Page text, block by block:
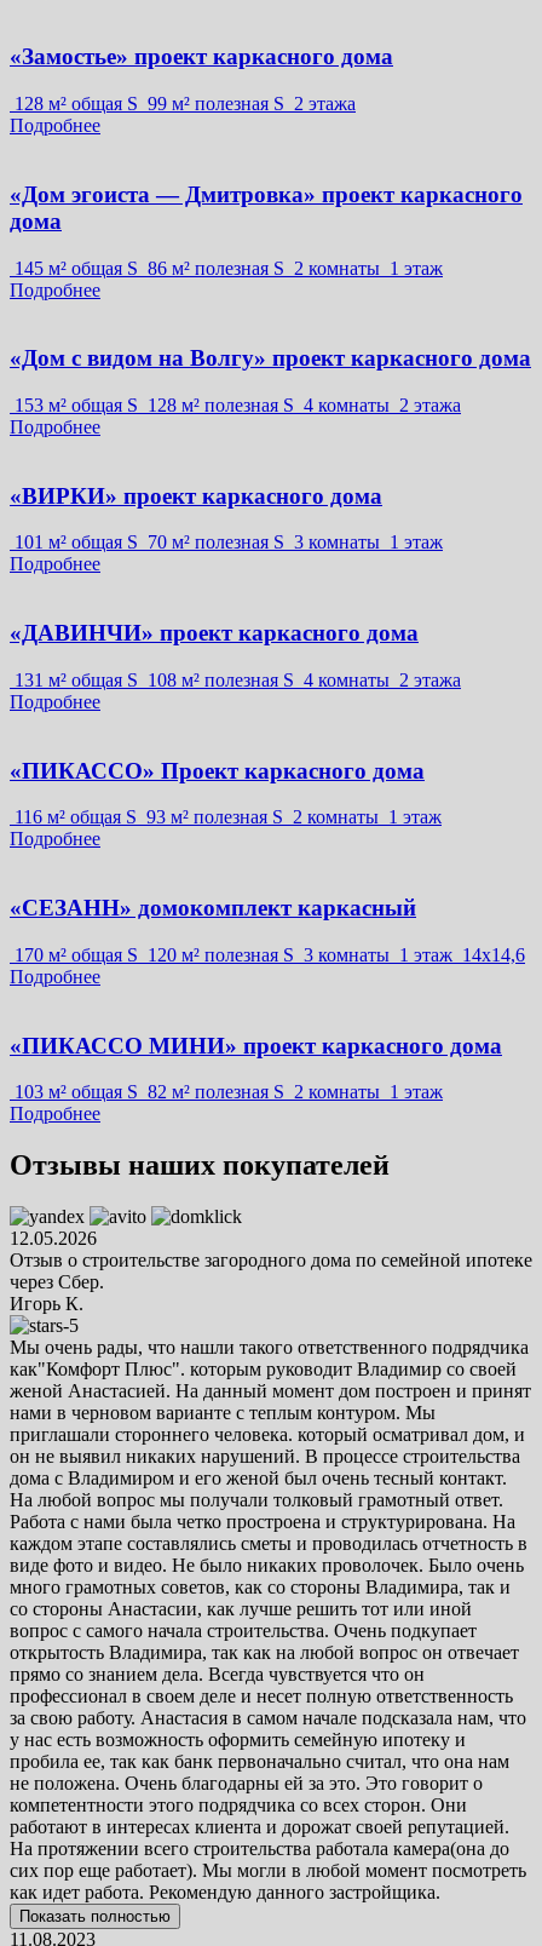
«Замостье» проект каркасного дома
128 м² общая S 99 м² полезная S 2 этажа
Подробнее
«Дом эгоиста — Дмитровка» проект каркасного
дома
145 м² общая S 86 м² полезная S 2 комнаты 1 этаж
Подробнее
«Дом с видом на Волгу» проект каркасного дома
153 м² общая S 128 м² полезная S 4 комнаты 2 этажа
Подробнее
«ВИРКИ» проект каркасного дома
101 м² общая S 70 м² полезная S 3 комнаты 1 этаж
Подробнее
«ДАВИНЧИ» проект каркасного дома
131 м² общая S 108 м² полезная S 4 комнаты 2 этажа
Подробнее
«ПИКАССО» Проект каркасного дома
116 м² общая S 93 м² полезная S 2 комнаты 1 этаж
Подробнее
«СЕЗАНН» домокомплект каркасный
170 м² общая S 120 м² полезная S 3 комнаты 1 этаж 14х14,6
Подробнее
«ПИКАССО МИНИ» проект каркасного дома
103 м² общая S 82 м² полезная S 2 комнаты 1 этаж
Подробнее
Отзывы наших покупателей
12.05.2026
Отзыв о строительстве загородного дома по семейной ипотеке
через Сбер.
Игорь К.
Мы очень рады, что нашли такого ответственного подрядчика
как"Комфорт Плюс". которым руководит Владимир со своей
женой Анастасией. На данный момент дом построен и принят
нами в черновом варианте с теплым контуром. Мы
приглашали стороннего человека. который осматривал дом, и
он не выявил никаких нарушений. В процессе строительства
дома с Владимиром и его женой был очень тесный контакт.
На любой вопрос мы получали толковый грамотный ответ.
Работа с нами была четко простроена и структурирована. На
каждом этапе составлялись сметы и проводилась отчетность в
виде фото и видео. Не было никаких проволочек. Было очень
много грамотных советов, как со стороны Владимира, так и
со стороны Анастасии, как лучше решить тот или иной
вопрос с самого начала строительства. Очень подкупает
открытость Владимира, так как на любой вопрос он отвечает
прямо со знанием дела. Всегда чувствуется что он
профессионал в своем деле и несет полную ответственность
за свою работу. Анастасия в самом начале подсказала нам, что
у нас есть возможность оформить семейную ипотеку и
пробила ее, так как банк первоначально считал, что она нам
не положена. Очень благодарны ей за это. Это говорит о
компетентности этого подрядчика со всех сторон. Они
работают в интересах клиента и дорожат своей репутацией.
На протяжении всего строительства работала камера(она до
сих пор еще работает). Мы могли в любой момент посмотреть
как идет работа. Рекомендую данного застройщика.
Показать полностью
11.08.2023